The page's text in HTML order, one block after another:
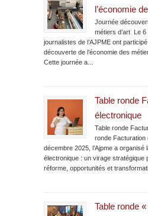
l’économie
Journée
métiers d’art Le
journalistes de l’AJPME ont
découverte de l’économie des
Cette journée a...
Table ronde
électronique
Table ronde
ronde Facturation
décembre 2025, l’Ajpme a
électronique : un virage stratégique
réforme, opportunités et
Table ronde